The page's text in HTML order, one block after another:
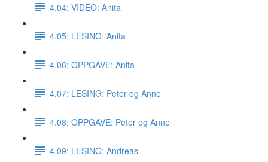
4.04: VIDEO: Anita
4.05: LESING: Anita
4.06: OPPGAVE: Anita
4.07: LESING: Peter og Anne
4.08: OPPGAVE: Peter og Anne
4.09: LESING: Andreas